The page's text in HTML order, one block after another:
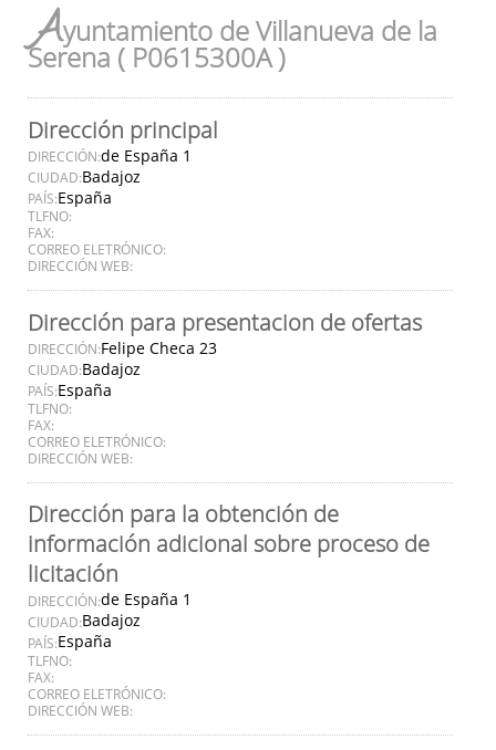
Ayuntamiento de Villanueva de la
Serena ( P0615300A )
Dirección principal
DIRECCIÓN:de España 1
CIUDAD:Badajoz
PAÍS:España
TLFNO:
FAX:
CORREO ELETRÓNICO:
DIRECCIÓN WEB:
Dirección para presentacion de ofertas
DIRECCIÓN:Felipe Checa 23
CIUDAD:Badajoz
PAÍS:España
TLFNO:
FAX:
CORREO ELETRÓNICO:
DIRECCIÓN WEB:
Dirección para la obtención de
información adicional sobre proceso de
licitación
DIRECCIÓN:de España 1
CIUDAD:Badajoz
PAÍS:España
TLFNO:
FAX:
CORREO ELETRÓNICO:
DIRECCIÓN WEB: